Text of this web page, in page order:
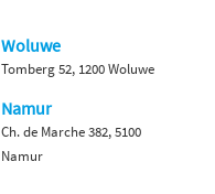
Woluwe
Tomberg 52, 1200 Woluwe
Namur
Ch. de Marche 382, 5100
Namur